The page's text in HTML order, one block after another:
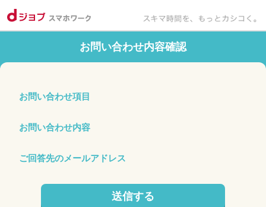
お問い合わせ内容確認
お問い合わせ項目
お問い合わせ内容
ご回答先のメールアドレス
送信する